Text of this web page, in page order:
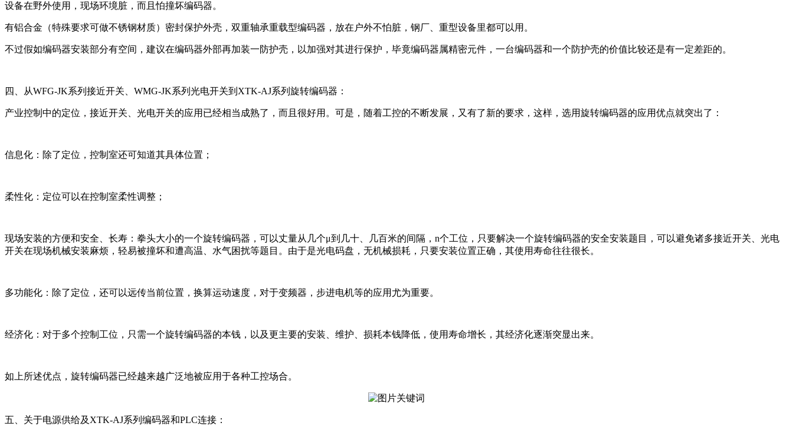
设备在野外使用，现场环境脏，而且怕撞坏编码器。
有铝合金（特殊要求可做不锈钢材质）密封保护外壳，双重轴承重载型编码器，放在户外不怕脏，钢厂、重型设备里都可以用。
不过假如编码器安装部分有空间，建议在编码器外部再加装一防护壳，以加强对其进行保护，毕竟编码器属精密元件，一台编码器和一个防护壳的价值比较还是有一定差距的。
四、从WFG-JK系列接近开关、WMG-JK系列光电开关到 XTK-AJ系列 旋转编码器：
产业控制中的定位，接近开关、光电开关的应用已经相当成熟了，而且很好用。可是，随着工控的不断发展，又有了新的要求，这样，选用旋转编码器的应用优点就突出了：
信息化：除了定位，控制室还可知道其具体位置；
柔性化：定位可以在控制室柔性调整；
现场安装的方便和安全、长寿：拳头大小的一个旋转编码器，可以丈量从几个μ到几十、几百米的间隔，n个工位，只要解决一个旋转编码器的安全安装题目，可以避免诸多接近开关、光电
开关在现场机械安装麻烦，轻易被撞坏和遭高温、水气困扰等题目。由于是光电码盘，无机械损耗，只要安装位置正确，其使用寿命往往很长。
多功能化：除了定位，还可以远传当前位置，换算运动速度，对于变频器，步进电机等的应用尤为重要。
经济化：对于多个控制工位，只需一个旋转编码器的本钱，以及更主要的安装、维护、损耗本钱降低，使用寿命增长，其经济化逐渐突显出来。
如上所述优点，旋转编码器已经越来越广泛地被应用于各种工控场合。
五、关于电源供给及 XTK-AJ系列 编码器和PLC连接：